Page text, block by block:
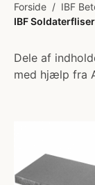
Forside / IBF
IBF
Dele af
med hjælp fra